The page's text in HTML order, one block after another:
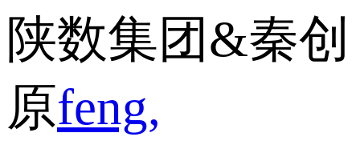
陕数集团&秦创
原feng,